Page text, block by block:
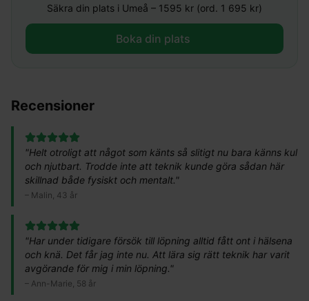
Säkra din plats i Umeå – 1595 kr (ord. 1 695 kr)
Boka din plats ​
Recensioner
"Helt otroligt att något som känts så slitigt nu bara känns kul
och njutbart. Trodde inte att teknik kunde göra sådan här
skillnad både fysiskt och mentalt."
– Malin, 43 år
"Har under tidigare försök till löpning alltid fått ont i hälsena
och knä. Det får jag inte nu. Att lära sig rätt teknik har varit
avgörande för mig i min löpning."
– Ann-Marie, 58 år